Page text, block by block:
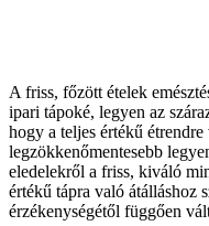
A friss, főzött ételek
ipari tápoké, legyen az
hogy a teljes értékű
legzökkenőmentesebb
eledelekről a friss, kiváló
értékű tápra való átálláshoz
érzékenységétől függően